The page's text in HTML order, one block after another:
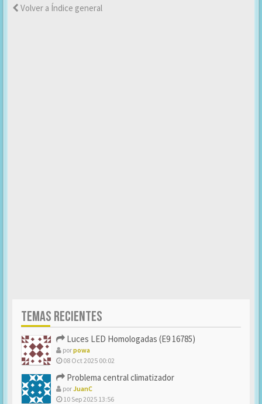
Volver a Índice general
TEMAS RECIENTES
Luces LED Homologadas (E9 16785)
porpowa
08 Oct 2025 00:02
Problema central climatizador
porJuanC
10 Sep 2025 13:56